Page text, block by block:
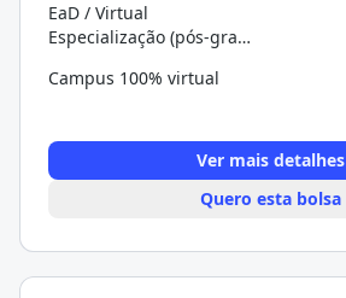
EaD / Virtual
Especialização (pós-graduação)
Campus 100% virtual
Ver mais detalhes
Quero esta bolsa